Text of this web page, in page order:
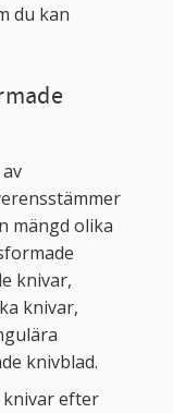
du kan
mängd olika
knivar,
knivar,
knivblad.
knivar efter